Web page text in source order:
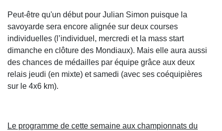
Peut-être qu'un début pour Julian Simon puisque la
savoyarde sera encore alignée sur deux courses
individuelles (l’individuel, mercredi et la mass start
dimanche en clôture des Mondiaux). Mais elle aura aussi
des chances de médailles par équipe grâce aux deux
relais jeudi (en mixte) et samedi (avec ses coéquipières
sur le 4x6 km).
Le programme de cette semaine aux championnats du